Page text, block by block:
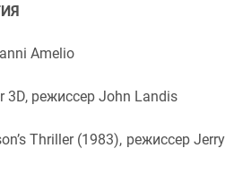
Amelio
3D, режиссер John Landis
Thriller (1983), режиссер Jerry